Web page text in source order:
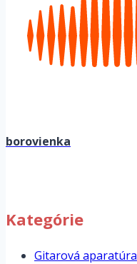
borovienka
Kategórie
Gitarová aparatúra